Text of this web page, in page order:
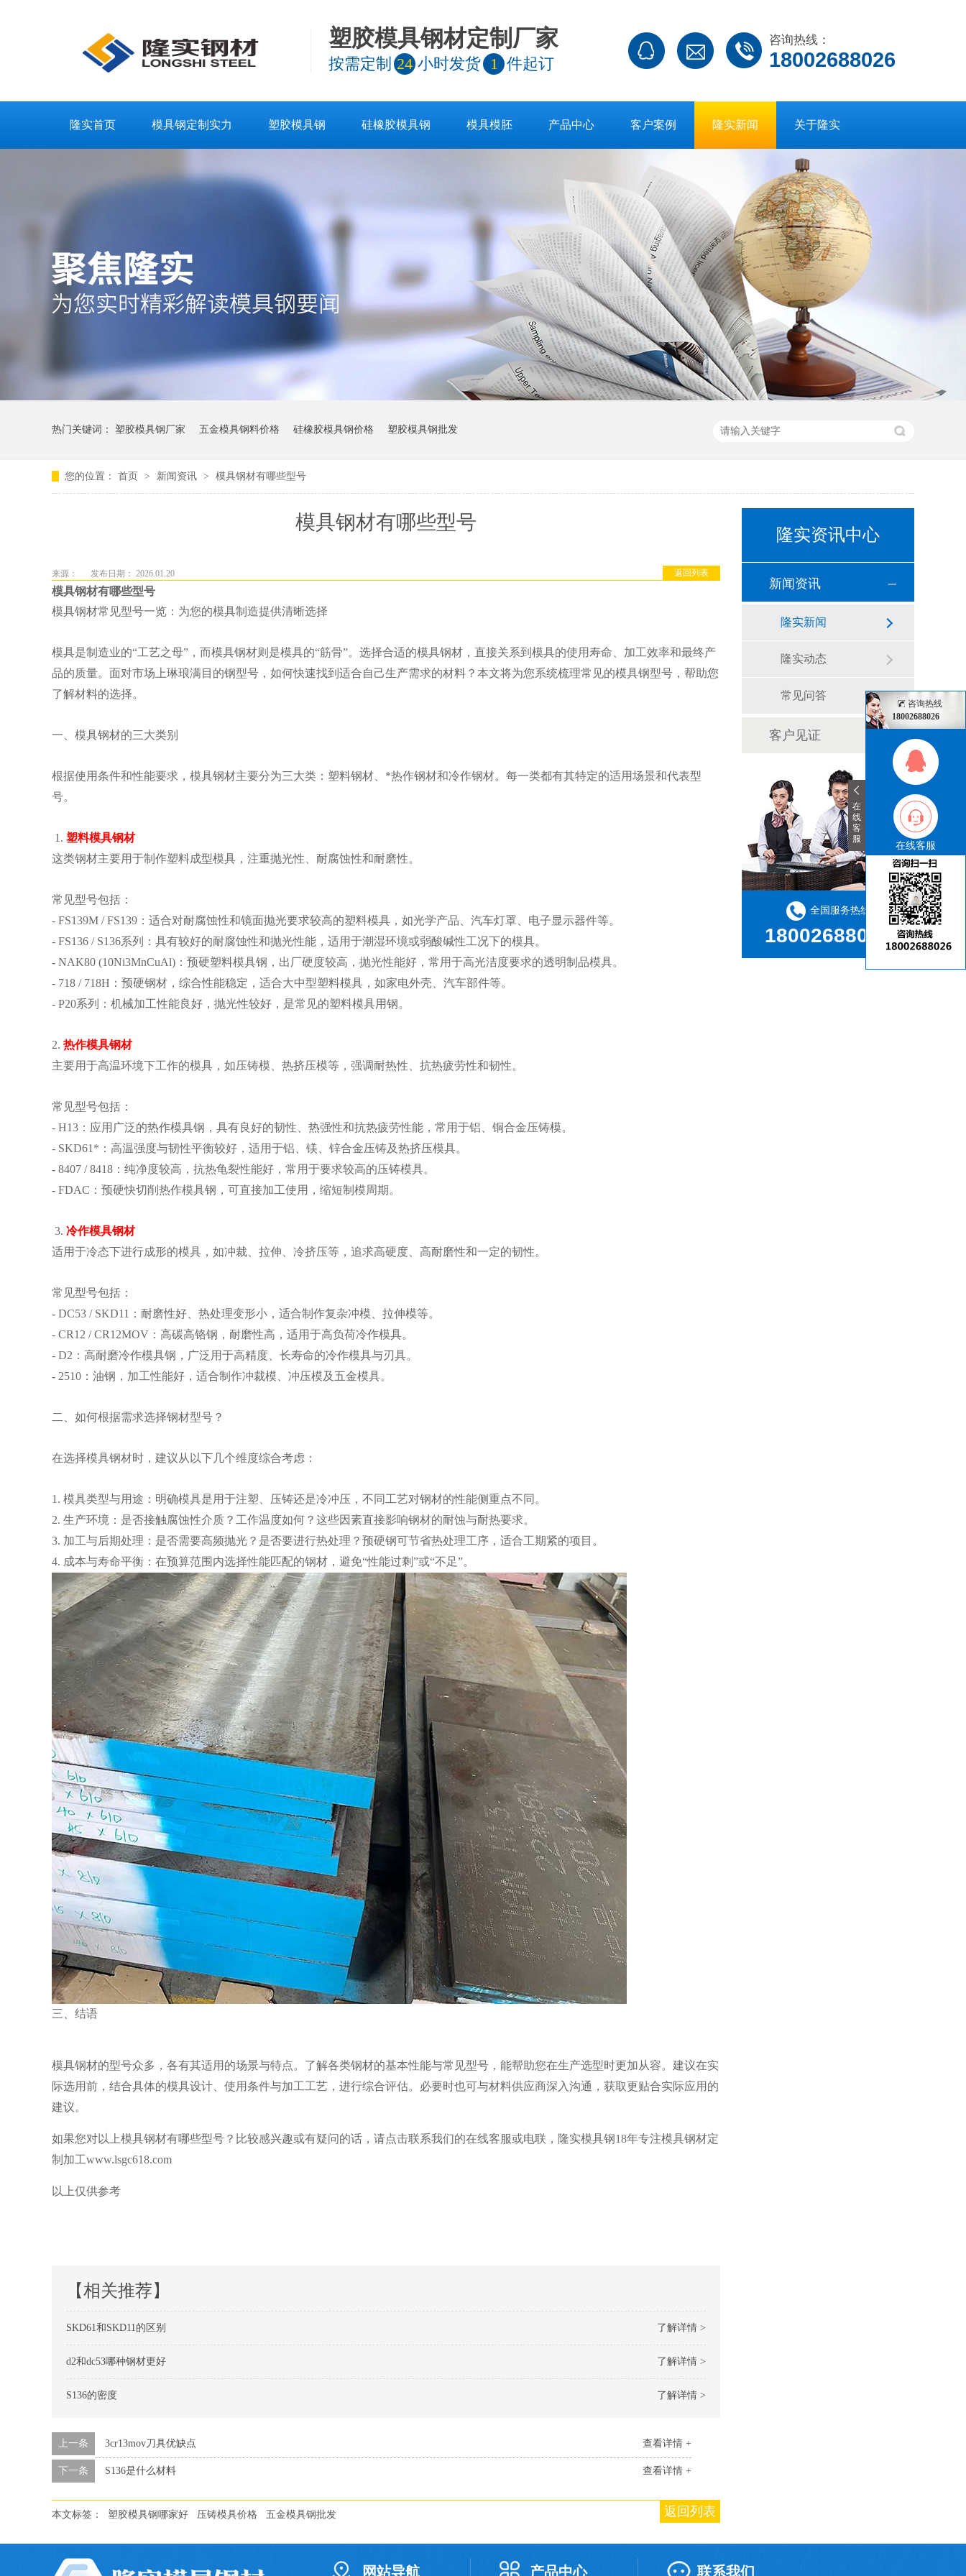
塑胶模具钢材定制厂家
按需定制 24 小时发货 1 件起订
咨询热线：
18002688026
隆实首页 模具钢定制实力 塑胶模具钢 硅橡胶模具钢 模具模胚 产品中心 客户案例 隆实新闻 关于隆实
热门关键词： 塑胶模具钢厂家 五金模具钢料价格 硅橡胶模具钢价格 塑胶模具钢批发
您的位置： 首页 > 新闻资讯 > 模具钢材有哪些型号
模具钢材有哪些型号
返回列表
来源： 发布日期： 2026.01.20
模具钢材有哪些型号
模具钢材常见型号一览：为您的模具制造提供清晰选择
模具是制造业的“工艺之母”，而模具钢材则是模具的“筋骨”。选择合适的模具钢材，直接关系到模具的使用寿命、加工效率和最终产
品的质量。面对市场上琳琅满目的钢型号，如何快速找到适合自己生产需求的材料？本文将为您系统梳理常见的模具钢型号，帮助您
了解材料的选择。
一、模具钢材的三大类别
根据使用条件和性能要求，模具钢材主要分为三大类：塑料钢材、*热作钢材和冷作钢材。每一类都有其特定的适用场景和代表型
号。
1. 塑料模具钢材
这类钢材主要用于制作塑料成型模具，注重抛光性、耐腐蚀性和耐磨性。
常见型号包括：
- FS139M / FS139：适合对耐腐蚀性和镜面抛光要求较高的塑料模具，如光学产品、汽车灯罩、电子显示器件等。
- FS136 / S136系列：具有较好的耐腐蚀性和抛光性能，适用于潮湿环境或弱酸碱性工况下的模具。
- NAK80 (10Ni3MnCuAl)：预硬塑料模具钢，出厂硬度较高，抛光性能好，常用于高光洁度要求的透明制品模具。
- 718 / 718H：预硬钢材，综合性能稳定，适合大中型塑料模具，如家电外壳、汽车部件等。
- P20系列：机械加工性能良好，抛光性较好，是常见的塑料模具用钢。
2. 热作模具钢材
主要用于高温环境下工作的模具，如压铸模、热挤压模等，强调耐热性、抗热疲劳性和韧性。
常见型号包括：
- H13：应用广泛的热作模具钢，具有良好的韧性、热强性和抗热疲劳性能，常用于铝、铜合金压铸模。
- SKD61*：高温强度与韧性平衡较好，适用于铝、镁、锌合金压铸及热挤压模具。
- 8407 / 8418：纯净度较高，抗热龟裂性能好，常用于要求较高的压铸模具。
- FDAC：预硬快切削热作模具钢，可直接加工使用，缩短制模周期。
3. 冷作模具钢材
适用于冷态下进行成形的模具，如冲裁、拉伸、冷挤压等，追求高硬度、高耐磨性和一定的韧性。
常见型号包括：
- DC53 / SKD11：耐磨性好、热处理变形小，适合制作复杂冲模、拉伸模等。
- CR12 / CR12MOV：高碳高铬钢，耐磨性高，适用于高负荷冷作模具。
- D2：高耐磨冷作模具钢，广泛用于高精度、长寿命的冷作模具与刃具。
- 2510：油钢，加工性能好，适合制作冲裁模、冲压模及五金模具。
二、如何根据需求选择钢材型号？
在选择模具钢材时，建议从以下几个维度综合考虑：
1. 模具类型与用途：明确模具是用于注塑、压铸还是冷冲压，不同工艺对钢材的性能侧重点不同。
2. 生产环境：是否接触腐蚀性介质？工作温度如何？这些因素直接影响钢材的耐蚀与耐热要求。
3. 加工与后期处理：是否需要高频抛光？是否要进行热处理？预硬钢可节省热处理工序，适合工期紧的项目。
4. 成本与寿命平衡：在预算范围内选择性能匹配的钢材，避免“性能过剩”或“不足”。
三、结语
模具钢材的型号众多，各有其适用的场景与特点。了解各类钢材的基本性能与常见型号，能帮助您在生产选型时更加从容。建议在实
际选用前，结合具体的模具设计、使用条件与加工工艺，进行综合评估。必要时也可与材料供应商深入沟通，获取更贴合实际应用的
建议。
如果您对以上模具钢材有哪些型号？比较感兴趣或有疑问的话，请点击联系我们的在线客服或电联，隆实模具钢18年专注模具钢材定
制加工www.lsgc618.com
以上仅供参考
【相关推荐】
了解详情 >
SKD61和SKD11的区别
了解详情 >
d2和dc53哪种钢材更好
了解详情 >
S136的密度
查看详情 +
上一条 3cr13mov刀具优缺点
查看详情 +
下一条 S136是什么材料
返回列表
本文标签： 塑胶模具钢哪家好 压铸模具价格 五金模具钢批发
隆实资讯中心
新闻资讯
隆实新闻
隆实动态
常见问答
客户见证
全国服务热线
18002688026
网站导航 产品中心 联系我们
在
线
客
服
咨询热线
18002688026
在线客服